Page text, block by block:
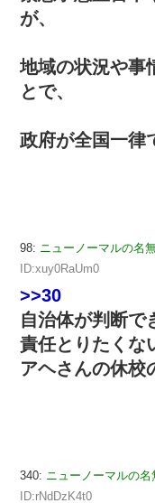
が、
地域の状況や事
とで、
政府が全国一律
98: ニューノーマルの名
ID:xuy0RaUm0
>>30
自治体が判断で
責任とりたくな
アヘさんの休校
340: ニューノーマルの名
ID:rNdDzK4t0